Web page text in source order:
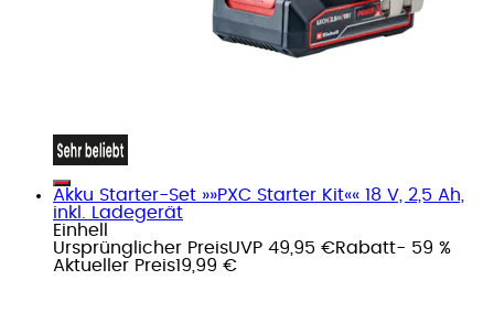
Akku Starter-Set »»PXC Starter Kit«« 18 V, 2,5 Ah,
inkl. Ladegerät
Einhell
Ursprünglicher PreisUVP 49,95 €Rabatt- 59 %
Aktueller Preis19,99 €